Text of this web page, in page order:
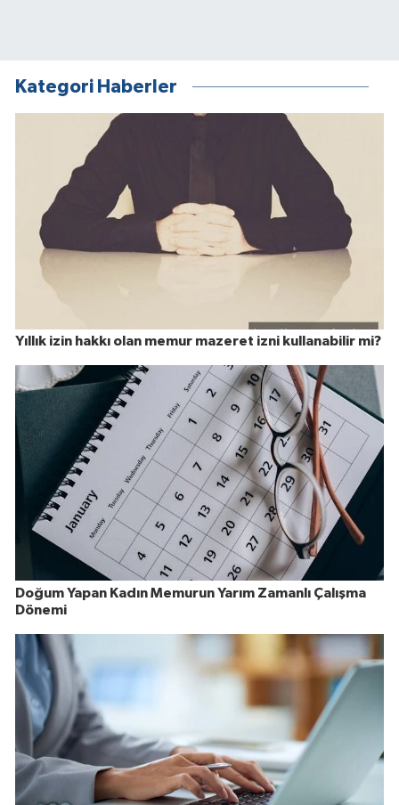
Kategori Haberler
Yıllık izin hakkı olan memur mazeret izni kullanabilir mi?
Doğum Yapan Kadın Memurun Yarım Zamanlı Çalışma
Dönemi